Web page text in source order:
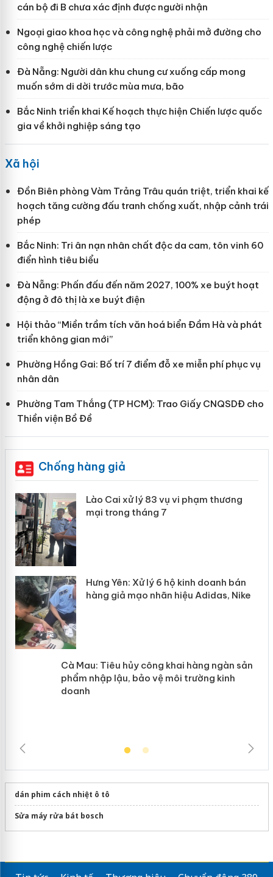
cán bộ đi B chưa xác định được người nhận
Ngoại giao khoa học và công nghệ phải mở đường cho
công nghệ chiến lược
Đà Nẵng: Người dân khu chung cư xuống cấp mong
muốn sớm di dời trước mùa mưa, bão
Bắc Ninh triển khai Kế hoạch thực hiện Chiến lược quốc
gia về khởi nghiệp sáng tạo
Xã hội
Đồn Biên phòng Vàm Trảng Trâu quán triệt, triển khai kế
hoạch tăng cường đấu tranh chống xuất, nhập cảnh trái
phép
Bắc Ninh: Tri ân nạn nhân chất độc da cam, tôn vinh 60
điển hình tiêu biểu
Đà Nẵng: Phấn đấu đến năm 2027, 100% xe buýt hoạt
động ở đô thị là xe buýt điện
Hội thảo “Miền trầm tích văn hoá biển Đầm Hà và phát
triển không gian mới”
Phường Hồng Gai: Bố trí 7 điểm đỗ xe miễn phí phục vụ
nhân dân
Phường Tam Thắng (TP HCM): Trao Giấy CNQSDĐ cho
Thiền viện Bồ Đề
Chống hàng giả
Lào Cai xử lý 83 vụ vi phạm thương
mại trong tháng 7
Hưng Yên: Xử lý 6 hộ kinh doanh bán
hàng giả mạo nhãn hiệu Adidas, Nike
Cà Mau: Tiêu hủy công khai hàng
ngàn sản phẩm nhập lậu, bảo vệ môi
trường kinh doanh
dán phim cách nhiệt ô tô
Sửa máy rửa bát bosch